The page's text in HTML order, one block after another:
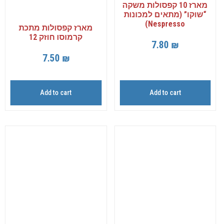
מארז 10 קפסולות משקה
“שוקו” (מתאים למכונות
Nespresso)
7.80 ₪
Add to cart
מארז קפסולות מתכת
קרמוסו חוזק 12
7.50 ₪
Add to cart